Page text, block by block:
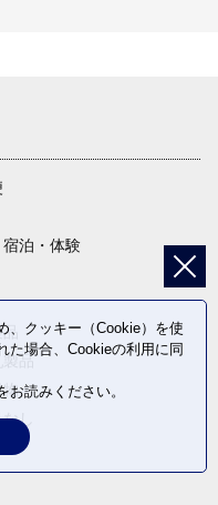
泊・体験
製品
し
、クッキー（Cookie）を使
た場合、Cookieの利用に同
お読みください。